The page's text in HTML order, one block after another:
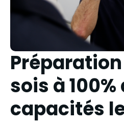
sois à 100%
capacités